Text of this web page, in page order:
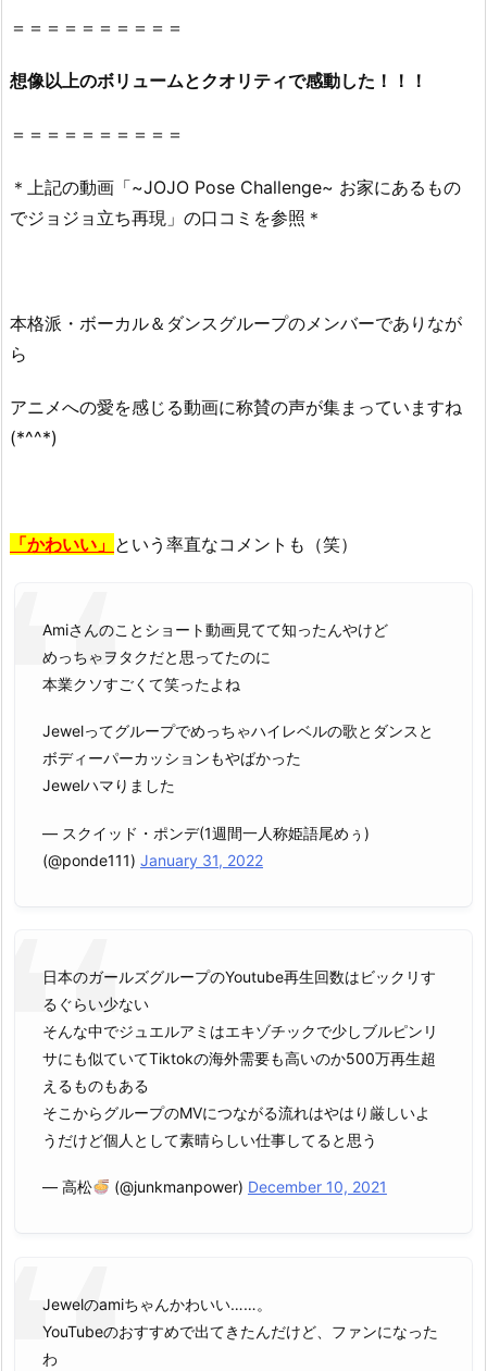
彼
る
好
タ
ん
4.
「ジ
ル
ア
ミ
は
か
わ
い？
好
嫌
彼
氏
情
報
に
つ
い
も！」
ま
め
4.
＝＝＝＝＝＝＝＝＝＝
想像以上のボリュームとクオリティで感動した！！！
＝＝＝＝＝＝＝＝＝＝
＊上記の動画「~JOJO Pose Challenge~ お家にあるもの
でジョジョ立ち再現」の口コミを参照＊
本格派・ボーカル＆ダンスグループのメンバーでありなが
ら
アニメへの愛を感じる動画に称賛の声が集まっていますね
(*^^*)
「かわいい」 という率直なコメントも（笑）
Amiさんのことショート動画見てて知ったんやけど
めっちゃヲタクだと思ってたのに
本業クソすごくて笑ったよね
Jewelってグループでめっちゃハイレベルの歌とダンスと
ボディーパーカッションもやばかった
Jewelハマりました
— スクイッド・ポンデ(1週間一人称姫語尾めぅ)
(@ponde111) January 31, 2022
日本のガールズグループのYoutube再生回数はビックリす
るぐらい少ない
そんな中でジュエルアミはエキゾチックで少しブルピンリ
サにも似ていてTiktokの海外需要も高いのか500万再生超
えるものもある
そこからグループのMVにつながる流れはやはり厳しいよ
うだけど個人として素晴らしい仕事してると思う
— 高松 (@junkmanpower) December 10, 2021
Jewelのamiちゃんかわいい……。
YouTubeのおすすめで出てきたんだけど、ファンになった
わ